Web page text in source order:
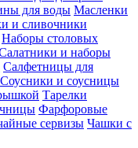
для воды Масленки
и сливочники
Наборы столовых
и наборы
Салфетницы для
Соусники и соусницы
Тарелки
Фарфоровые
сервизы Чашки с